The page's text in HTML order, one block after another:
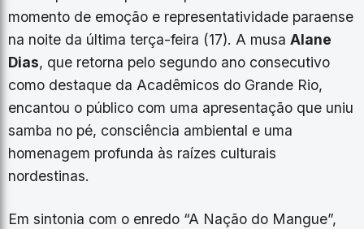
momento de emoção e representatividade paraense
na noite da última terça-feira (17). A musa Alane
Dias, que retorna pelo segundo ano consecutivo
como destaque da Acadêmicos do Grande Rio,
encantou o público com uma apresentação que uniu
samba no pé, consciência ambiental e uma
homenagem profunda às raízes culturais
nordestinas.
Em sintonia com o enredo “A Nação do Mangue”,